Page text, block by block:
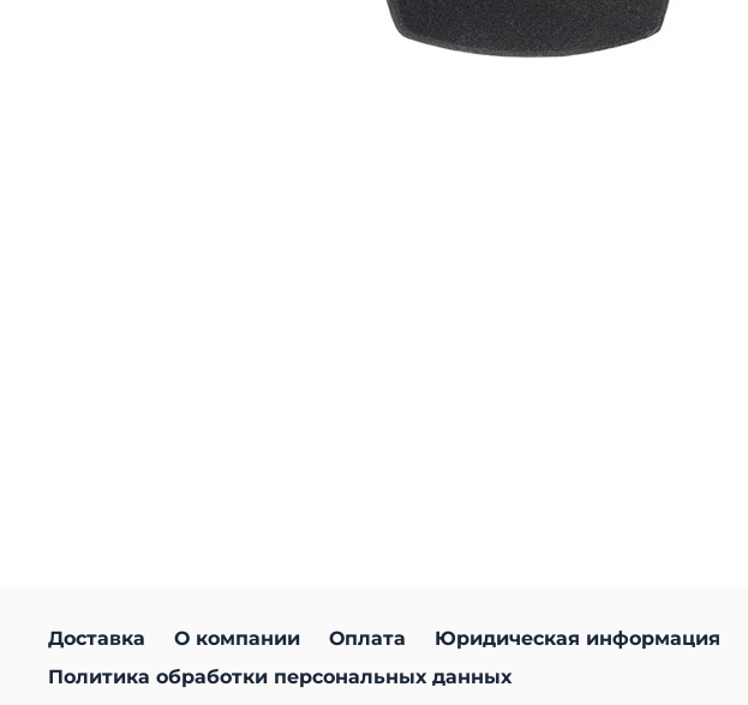
Доставка О компании Оплата Юридическая информация
Политика обработки персональных данных